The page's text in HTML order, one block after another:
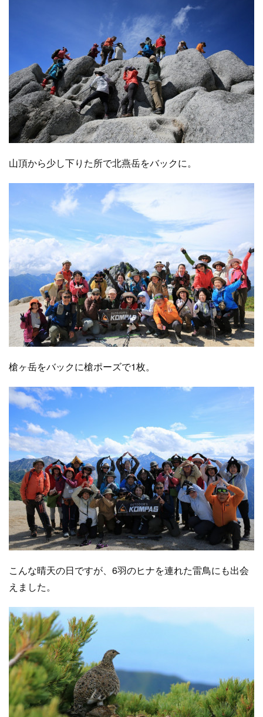
山頂から少し下りた所で北燕岳をバックに。
槍ヶ岳をバックに槍ポーズで1枚。
こんな晴天の日ですが、6羽のヒナを連れた雷鳥にも出会
えました。